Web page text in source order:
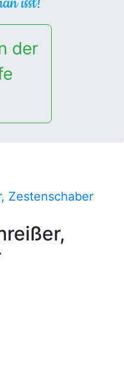
der
Zestenschaber